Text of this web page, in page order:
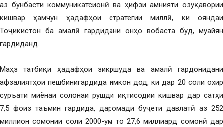
аз бунбасти коммуникатсионӣ ва ҳифзи амнияти озуқавории
кишвар ҳамчун ҳадафҳои стратегии миллӣ, ки ояндаи
Тоҷикистон ба амалӣ гардидани онҳо вобаста буд, муайян
гардиданд.
Маҳз татбиқи ҳадафҳои зикршуда ва амалӣ гардонидани
афзалиятҳои пешбинигардида имкон дод, ки дар 20 соли охир
суръати миёнаи солонаи рушди иқтисодии кишвар дар сатҳи
7,5 фоиз таъмин гардида, даромади буҷети давлатӣ аз 252
миллион сомонии соли 2000-ум то 27,6 миллиард сомонӣ дар